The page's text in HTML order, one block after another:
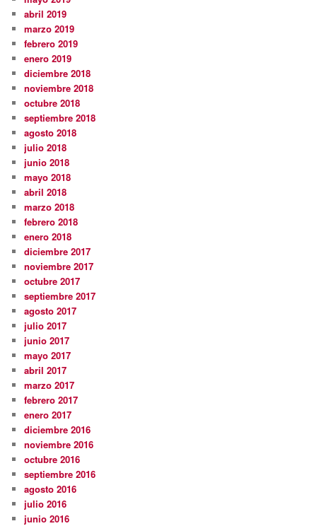
abril 2019
marzo 2019
febrero 2019
enero 2019
diciembre 2018
noviembre 2018
octubre 2018
septiembre 2018
agosto 2018
julio 2018
junio 2018
mayo 2018
abril 2018
marzo 2018
febrero 2018
enero 2018
diciembre 2017
noviembre 2017
octubre 2017
septiembre 2017
agosto 2017
julio 2017
junio 2017
mayo 2017
abril 2017
marzo 2017
febrero 2017
enero 2017
diciembre 2016
noviembre 2016
octubre 2016
septiembre 2016
agosto 2016
julio 2016
junio 2016